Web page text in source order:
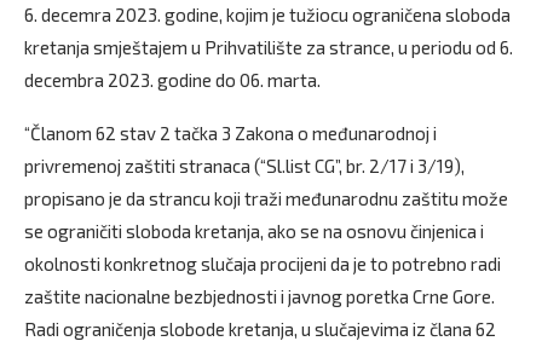
6. decemra 2023. godine, kojim je tužiocu ograničena sloboda
kretanja smještajem u Prihvatilište za strance, u periodu od 6.
decembra 2023. godine do 06. marta.
“Članom 62 stav 2 tačka 3 Zakona o međunarodnoj i
privremenoj zaštiti stranaca (“Sl.list CG”, br. 2/17 i 3/19),
propisano je da strancu koji traži međunarodnu zaštitu može
se ograničiti sloboda kretanja, ako se na osnovu činjenica i
okolnosti konkretnog slučaja procijeni da je to potrebno radi
zaštite nacionalne bezbjednosti i javnog poretka Crne Gore.
Radi ograničenja slobode kretanja, u slučajevima iz člana 62